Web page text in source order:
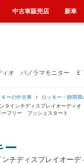
オ パノラマモニター Ｅ
キーの中古車 ロッキー・静岡県
９インチディスプレイオーデ
フリー プッシュスタート
ー
ンチディスプレイオ
中古車販売店 新車